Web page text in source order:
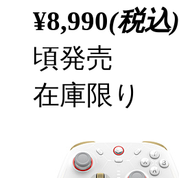
¥8,990(税込)
頃発売
在庫限り